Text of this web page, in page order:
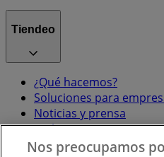
Tiendeo
¿Qué hacemos?
Soluciones para
Noticias y prensa
Trabaja con nosotros
Nos preocupamos